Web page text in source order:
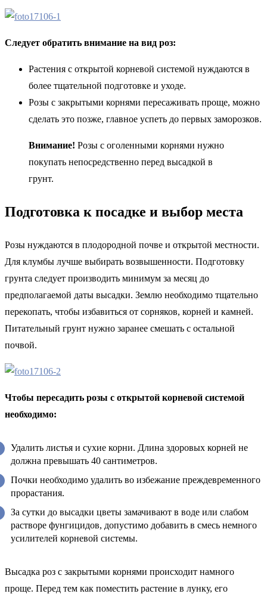
Следует обратить внимание на вид роз:
Растения с открытой корневой системой нуждаются в
более тщательной подготовке и уходе.
Розы с закрытыми корнями пересаживать проще, можно
сделать это позже, главное успеть до первых заморозков.
Внимание! Розы с оголенными корнями нужно
покупать непосредственно перед высадкой в
грунт.
Подготовка к посадке и выбор места
Розы нуждаются в плодородной почве и открытой местности.
Для клумбы лучше выбирать возвышенности. Подготовку
грунта следует производить минимум за месяц до
предполагаемой даты высадки. Землю необходимо тщательно
перекопать, чтобы избавиться от сорняков, корней и камней.
Питательный грунт нужно заранее смешать с остальной
почвой.
Чтобы пересадить розы с открытой корневой системой
необходимо:
Удалить листья и сухие корни. Длина здоровых корней не
должна превышать 40 сантиметров.
Почки необходимо удалить во избежание преждевременного
прорастания.
За сутки до высадки цветы замачивают в воде или слабом
растворе фунгицидов, допустимо добавить в смесь немного
усилителей корневой системы.
Высадка роз с закрытыми корнями происходит намного
проще. Перед тем как поместить растение в лунку, его